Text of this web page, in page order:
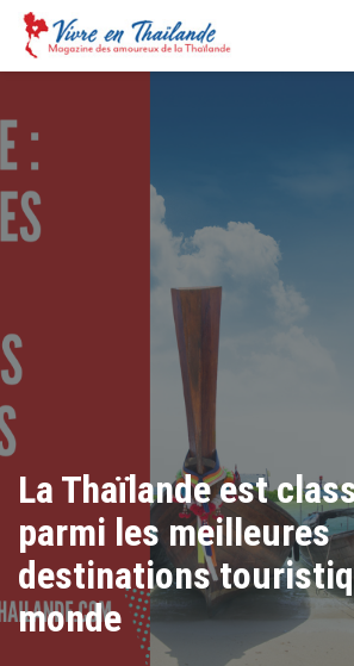
La Thaïlande est
parmi les meilleures
destinations
monde